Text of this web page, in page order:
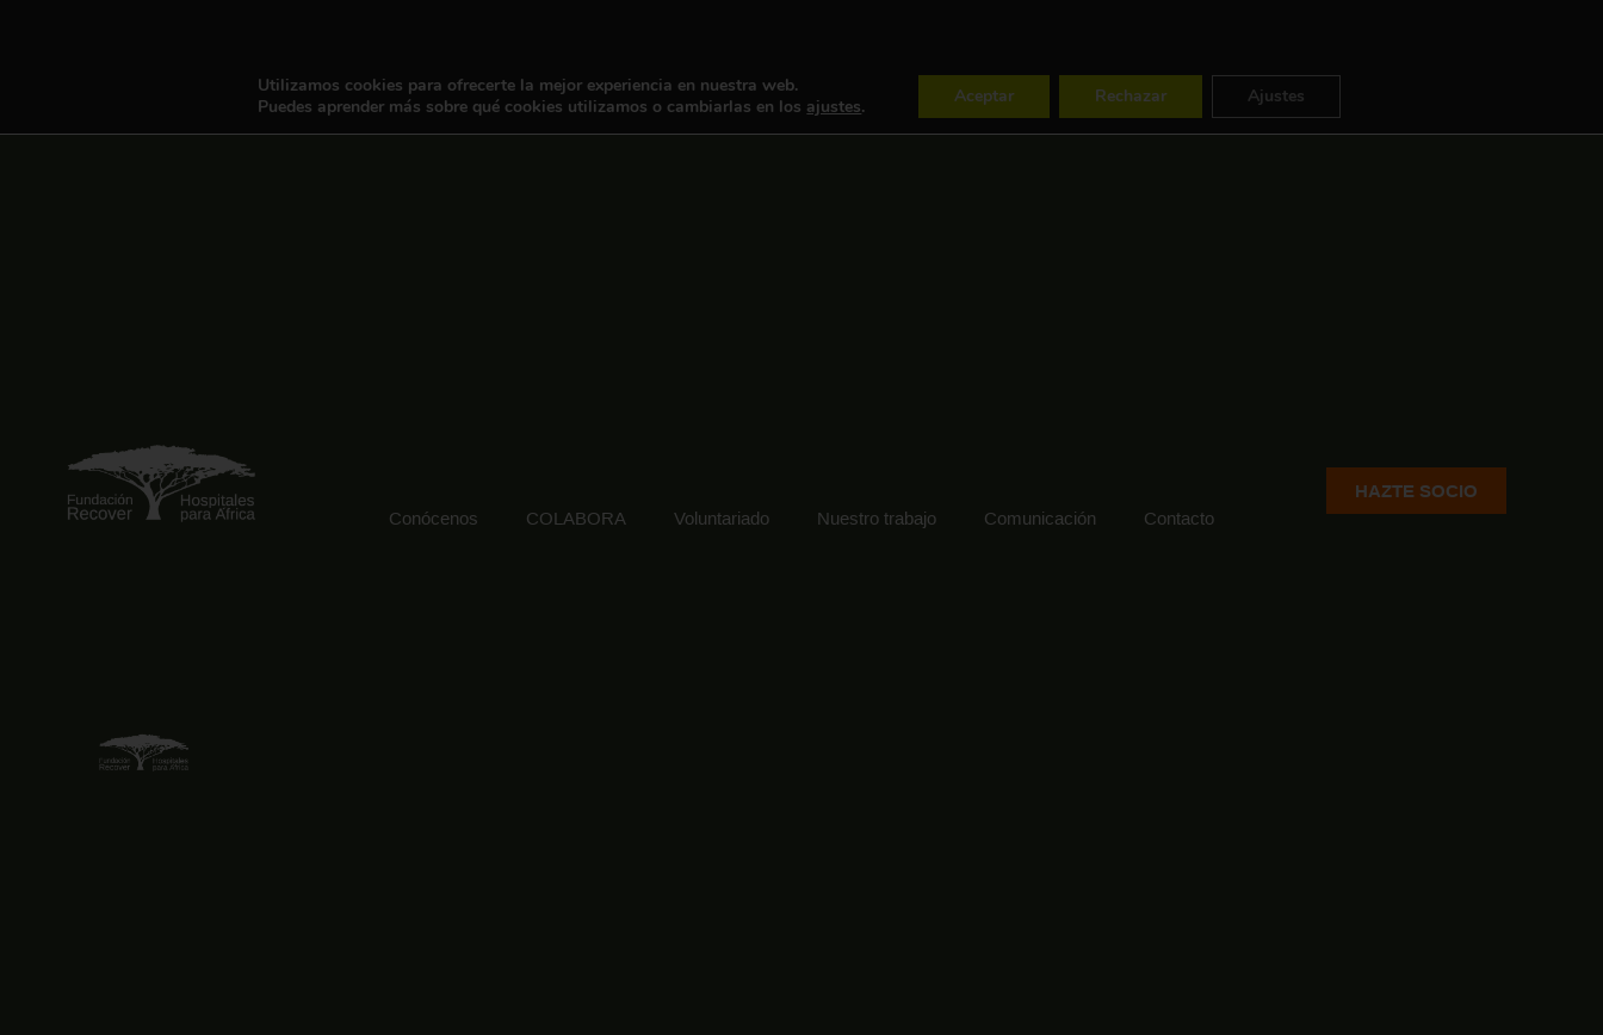
Conócenos COLABORA Voluntariado Nuestro trabajo Comunicación Contacto
HAZTE SOCIO
Utilizamos cookies para ofrecerte la mejor experiencia en nuestra web.
Puedes aprender más sobre qué cookies utilizamos o cambiarlas en los ajustes. Aceptar Rechazar Ajustes